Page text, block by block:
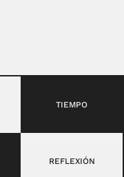
TIEMPO
REFLEXIÓN